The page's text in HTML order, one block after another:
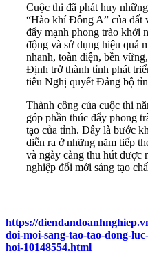
Cuộc thi đã phát huy
“Hào khí Đông A” của
đẩy mạnh phong trào khởi
động và sử dụng hiệu quả
nhanh, toàn diện, bền
Định trở thành tỉnh phát
tiêu Nghị quyết Đảng bộ
Thành công của cuộc thi
góp phần thúc đẩy phong
tạo của tỉnh. Đây là bước
diễn ra ở những năm tiếp
và ngày càng thu hút được
nghiệp đổi mới sáng tạo
https://
doi-moi-sang-tao-tao-dong-
hoi-10148554.html